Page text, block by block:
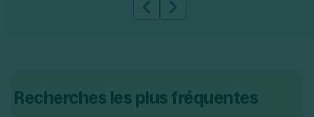
Slide précédente
Slide suivante
Recherches les plus fréquentes